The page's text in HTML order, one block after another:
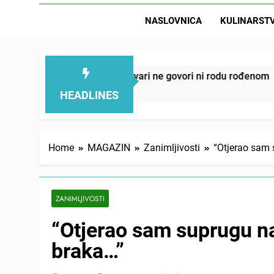
NASLOVNICA
HEADLINES
– ove 4 stvari ne govori ni rodu rođenom
Home MAGAZIN Zanimljivosti “Otjerao sam
ZANIMLJIVOSTI
“Otjerao sam suprugu
braka…”